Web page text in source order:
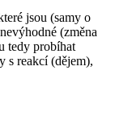
jsou (samy o
(změna
tedy probíhat
s reakcí (dějem),